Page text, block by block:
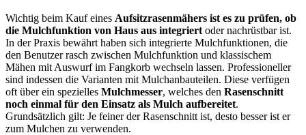
Wichtig beim Kauf eines Aufsitzrasenmähers ist es zu prüfen, ob
die Mulchfunktion von Haus aus integriert oder nachrüstbar ist.
In der Praxis bewährt haben sich integrierte Mulchfunktionen, die
den Benutzer rasch zwischen Mulchfunktion und klassischem
Mähen mit Auswurf im Fangkorb wechseln lassen. Professioneller
sind indessen die Varianten mit Mulchanbauteilen. Diese verfügen
oft über ein spezielles Mulchmesser, welches den Rasenschnitt
noch einmal für den Einsatz als Mulch aufbereitet.
Grundsätzlich gilt: Je feiner der Rasenschnitt ist, desto besser ist er
zum Mulchen zu verwenden.